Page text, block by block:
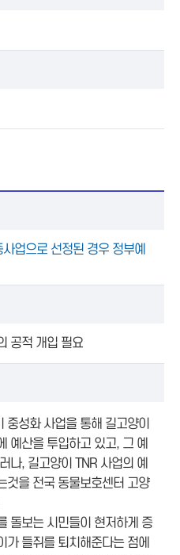
업으로 선정된 경우 정부예
공적 개입 필요
성화 사업을 통해 길고양이
예산을 투입하고 있고, 그 예
나, 길고양이 TNR 사업의 예
것을 전국 동물보호센터 고양
돌보는 시민들이 현저하게 증
들쥐를 퇴치해준다는 점에